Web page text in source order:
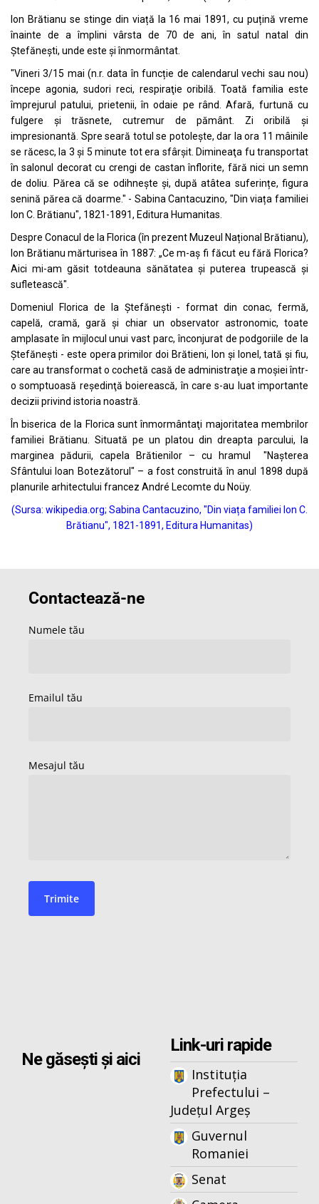
Ion Brătianu se stinge din viață la 16 mai 1891, cu puțină vreme
înainte de a împlini vârsta de 70 de ani, în satul natal din
Ștefănești, unde este și înmormântat.
"Vineri 3/15 mai (n.r. data în funcție de calendarul vechi sau nou)
începe agonia, sudori reci, respiraţie oribilă. Toată familia este
împrejurul patului, prietenii, în odaie pe rând. Afară, furtună cu
fulgere şi trăsnete, cutremur de pământ. Zi oribilă şi
impresionantă. Spre seară totul se potoleşte, dar la ora 11 mâinile
se răcesc, la 3 şi 5 minute tot era sfârşit. Dimineaţa fu transportat
în salonul decorat cu crengi de castan înflorite, fără nici un semn
de doliu. Părea că se odihneşte şi, după atâtea suferințe, figura
senină părea că doarme." - Sabina Cantacuzino, "Din viața familiei
Ion C. Brătianu", 1821-1891, Editura Humanitas.
Despre Conacul de la Florica (în prezent Muzeul Național Brătianu),
Ion Brătianu mărturisea în 1887: „Ce m-aş fi făcut eu fără Florica?
Aici mi-am găsit totdeauna sănătatea şi puterea trupească şi
sufletească".
Domeniul Florica de la Ștefănești - format din conac, fermă,
capelă, cramă, gară şi chiar un observator astronomic, toate
amplasate în mijlocul unui vast parc, înconjurat de podgoriile de la
Ștefănești - este opera primilor doi Brătieni, Ion şi Ionel, tată şi fiu,
care au transformat o cochetă casă de administraţie a moşiei într-
o somptuoasă reşedinţă boierească, în care s-au luat importante
decizii privind istoria noastră.
În biserica de la Florica sunt înmormântaţi majoritatea membrilor
familiei Brătianu. Situată pe un platou din dreapta parcului, la
marginea pădurii, capela Brătienilor – cu hramul "Naşterea
Sfântului Ioan Botezătorul" – a fost construită în anul 1898 după
planurile arhitectului francez André Lecomte du Noüy.
(Sursa: wikipedia.org; Sabina Cantacuzino, "Din viața familiei Ion C.
Brătianu", 1821-1891, Editura Humanitas)
Ne găsești și aici
Link-uri rapide
Instituția
Prefectului –
Județul Argeș
Guvernul
Romaniei
Senat